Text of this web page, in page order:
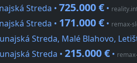
Streda • 725.000 € •
Streda • 171.000 € • remax-
Streda, Malé Blahovo,
Streda • 215.000 € •